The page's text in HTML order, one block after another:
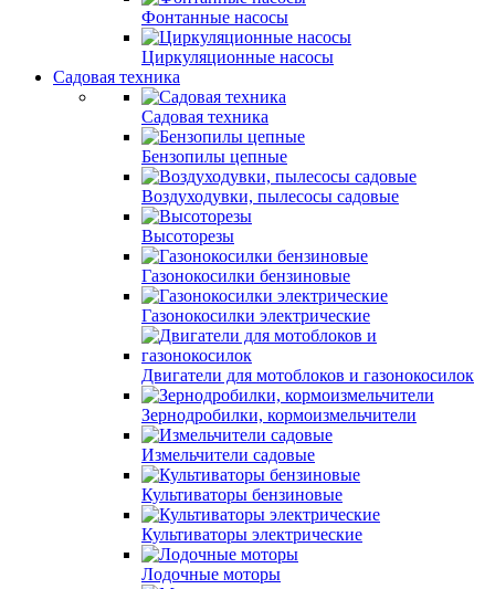
Фонтанные насосы
Циркуляционные насосы
Садовая техника
Садовая техника
Бензопилы цепные
Воздуходувки, пылесосы садовые
Высоторезы
Газонокосилки бензиновые
Газонокосилки электрические
Двигатели для мотоблоков и газонокосилок
Зернодробилки, кормоизмельчители
Измельчители садовые
Культиваторы бензиновые
Культиваторы электрические
Лодочные моторы